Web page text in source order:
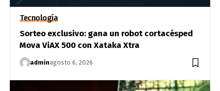
Tecnología
Sorteo exclusivo: gana un robot cortacésped
Mova ViAX 500 con Xataka Xtra
adminagosto 6, 2026